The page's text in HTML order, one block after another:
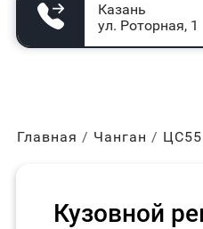
Казань
ул. Роторная, 1
Главная Чанган
Кузовной